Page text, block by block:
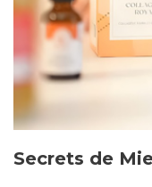
Secrets de